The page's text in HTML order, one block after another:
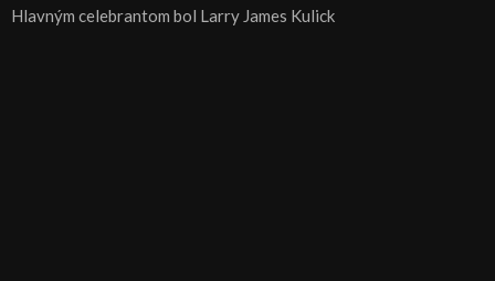
Hlavným celebrantom bol Larry James Kulick